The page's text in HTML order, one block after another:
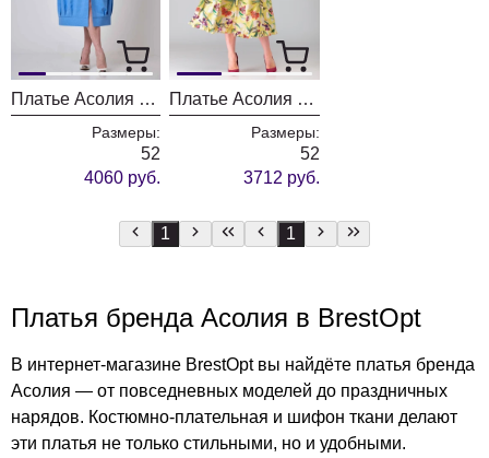
Платье Асолия 2570
Размеры:
52
4060 руб.
Платье Асолия 2478/7
Размеры:
52
3712 руб.
1 1
Платья бренда Асолия в BrestOpt
В интернет-магазине BrestOpt вы найдёте платья бренда
Асолия — от повседневных моделей до праздничных
нарядов. Костюмно-плательная и шифон ткани делают
эти платья не только стильными, но и удобными.